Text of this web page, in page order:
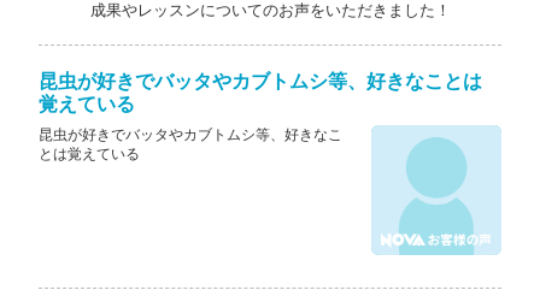
成果やレッスンについてのお声をいただきました！
昆虫が好きでバッタやカブトムシ等、好きなことは
覚えている
昆虫が好きでバッタやカブトムシ等、好きなこ
とは覚えている